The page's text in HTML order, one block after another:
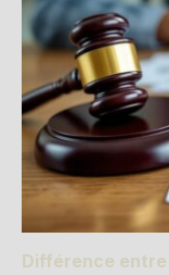
Différence